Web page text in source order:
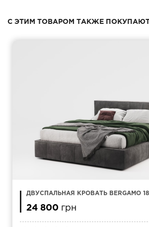
С ЭТИМ ТОВАРОМ ТАКЖЕ
ДВУСПАЛЬНАЯ КРОВАТЬ BERGAMO
24 800 грн